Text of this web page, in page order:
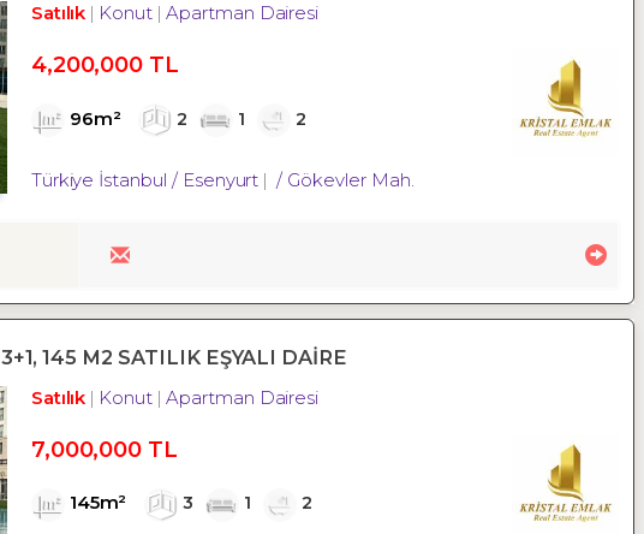
Satılık Konut Apartman Dairesi
4,200,000 TL
96m² 2 1 2
Türkiye İstanbul / Esenyurt / Gökevler Mah.
145 M2 SATILIK EŞYALI DAİRE
Satılık Konut Apartman Dairesi
7,000,000 TL
145m² 3 1 2